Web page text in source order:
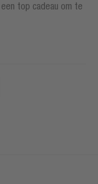
top cadeau om te